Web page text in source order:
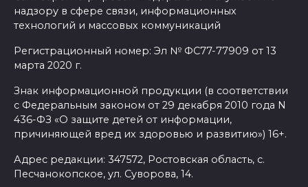
августа
08 августа 2026 09:23
Ночью дежурными силами
ПВО перехвачены и
уничтожены 397 украинских
беспилотников
08 августа 2026 09:19
Более 30 БПЛА сбили ночью в
надзору в сфере связи, информационных
технологий и массовых коммуникаций
Регистрационный номер: Эл № ФС77-77909 от 13
марта 2020 г.
Знак информационной продукции (в соответствии
с Федеральным законом от 29 декабря 2010 года N
436-ФЗ «О защите детей от информации,
причиняющей вред их здоровью и развитию») 16+.
Адрес редакции: 347572, Ростовская область, с.
Песчанокопское, ул. Суворова, 14.